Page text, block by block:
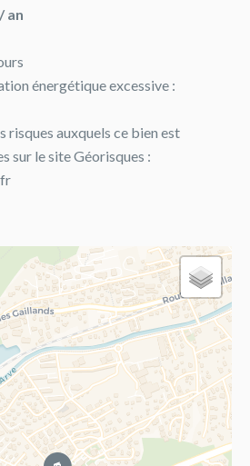
an
énergétique excessive :
risques auxquels ce bien est
sur le site Géorisques :